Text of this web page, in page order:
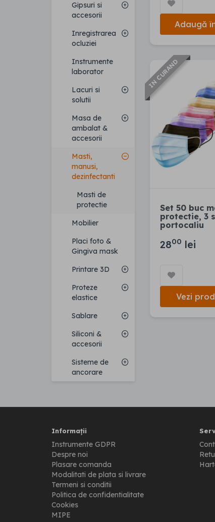
Gipsuri si
accesorii
Inregistrarea
ocluziei
Instrumente
laborator
Lacuri si
solutii
Masa de
ambalat &
accesorii
Masti,
manusi,
dezinfectanti
Masti de
protectie
Mobilier
Placi foto &
Gingiva mask
Printare 3D
Proteze
elastice
Sablare
Siliconi &
accesorii
Sisteme de
ancorare
Adaugă în
IN CURAND
Set 50 buc
protectie, 3
portocaliu
2800 lei
Vezi
Informații
Instrumente GDPR
Despre noi
Plasare comanda
Modalitati de plata si livrare
Termeni si conditii
Politica de confidentialitate
Cookies
MIPE